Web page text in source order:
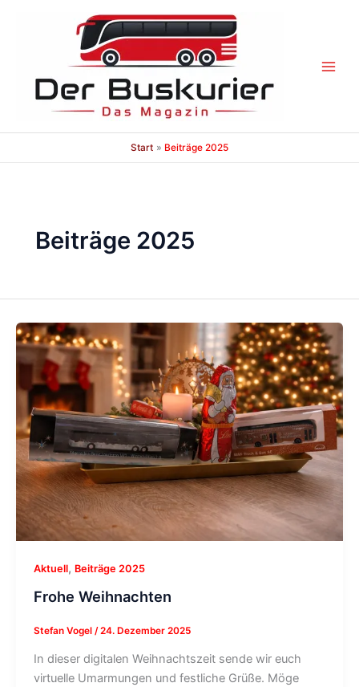
Start Beiträge 2025
Beiträge 2025
Aktuell, Beiträge 2025
Frohe Weihnachten
Stefan Vogel /24. Dezember 2025
In dieser digitalen Weihnachtszeit sende wir euch
virtuelle Umarmungen und festliche Grüße. Möge